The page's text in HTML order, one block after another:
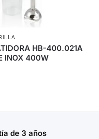
HB-400.021A
INOX 400W
de 3 años